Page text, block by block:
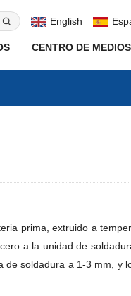
English
CENTRO DE MEDIOS
prima, extruido a
a la unidad de
soldadura a 1-3 mm, y